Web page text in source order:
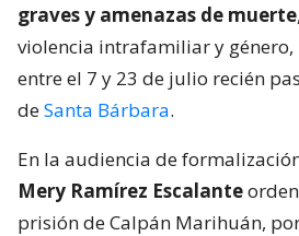
graves y amenazas de muerte
violencia intrafamiliar y
entre el 7 y 23 de julio recién
deSanta Bárbara.
En la audiencia de
Mery Ramírez Escalante
prisión de Calpán Marihuán,